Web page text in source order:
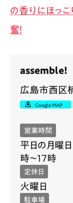
の香りにほっこ
奮！
assemble!
広島市西区
Google MAP
営業時間
平日の月曜
時〜17時
定休日
火曜日
駐車場